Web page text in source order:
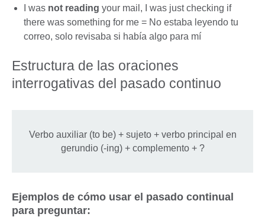
I was not reading your mail, I was just checking if
there was something for me = No estaba leyendo tu
correo, solo revisaba si había algo para mí
Estructura de las oraciones
interrogativas del pasado continuo
Verbo auxiliar (to be) + sujeto + verbo principal en
gerundio (-ing) + complemento + ?
Ejemplos de cómo usar el pasado continual
para preguntar: